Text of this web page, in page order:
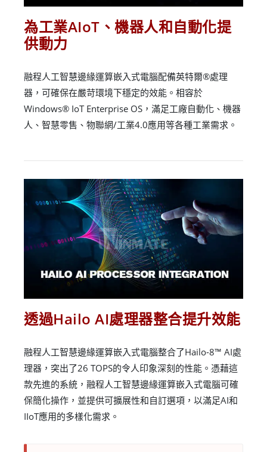
為工業AIoT、機器人和自動化提
供動力
融程人工智慧邊緣運算嵌入式電腦配備英特爾®處理
器，可確保在嚴苛環境下穩定的效能。相容於
Windows® IoT Enterprise OS，滿足工廠自動化、機器
人、智慧零售、物聯網/工業4.0應用等各種工業需求。
透過Hailo AI處理器整合提升效能
融程人工智慧邊緣運算嵌入式電腦整合了Hailo-8™ AI處
理器，突出了26 TOPS的令人印象深刻的性能。憑藉這
款先進的系統，融程人工智慧邊緣運算嵌入式電腦可確
保簡化操作，並提供可擴展性和自訂選項，以滿足AI和
IIoT應用的多樣化需求。